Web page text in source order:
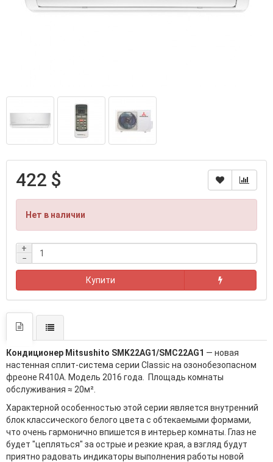
422 $
Нет в наличии
+
−
Купити
Кондиционер Mitsushito SMK22AG1/SMC22AG1 — новая
настенная сплит-система серии Classic на озонобезопасном
фреоне R410A. Модель 2016 года. Площадь комнаты
обслуживания ≈ 20м².
Характерной особенностью этой серии является внутренний
блок классического белого цвета с обтекаемыми формами,
что очень гармонично впишется в интерьер комнаты. Глаз не
будет "цепляться" за острые и резкие края, а взгляд будут
приятно радовать индикаторы выполнения работы новой